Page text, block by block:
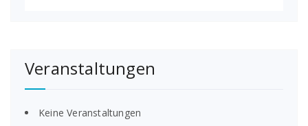
Veranstaltungen
Keine Veranstaltungen